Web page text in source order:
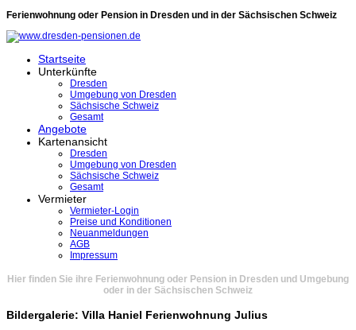
Ferienwohnung oder Pension in Dresden und in der Sächsischen Schweiz
Startseite
Unterkünfte
Dresden
Umgebung von Dresden
Sächsische Schweiz
Gesamt
Angebote
Kartenansicht
Dresden
Umgebung von Dresden
Sächsische Schweiz
Gesamt
Vermieter
Vermieter-Login
Preise und Konditionen
Neuanmeldungen
AGB
Impressum
Hier finden Sie ihre Ferienwohnung oder Pension in Dresden und Umgebung
oder in der Sächsischen Schweiz
Bildergalerie: Villa Haniel Ferienwohnung Julius